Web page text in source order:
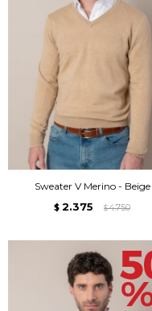
Sweater V Merino - Beige
$ 2.375 $ 4.750